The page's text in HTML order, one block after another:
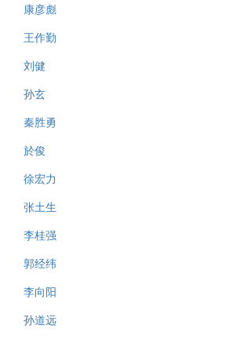
康彦彪
王作勤
刘健
孙玄
秦胜勇
於俊
徐宏力
张土生
李桂强
郭经纬
李向阳
孙道远